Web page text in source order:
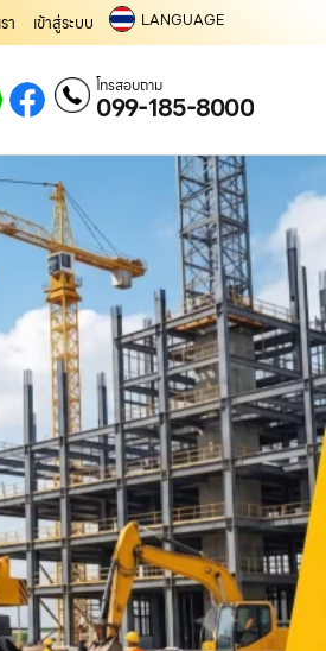
า เข้าสู่ระบบ LANGUAGE
โทรสอบถาม
099-185-8000